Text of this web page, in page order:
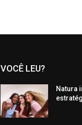
VOCÊ LEU?
Natura